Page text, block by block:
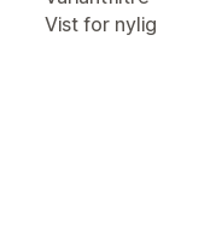
Vist for nylig